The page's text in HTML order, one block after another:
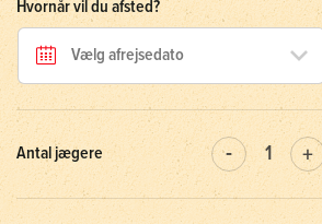
Hvornår vil du afsted?
Antal jægere